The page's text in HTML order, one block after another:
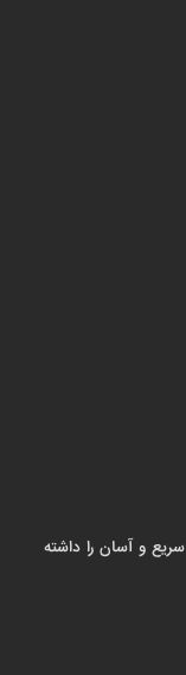
و آسان را داشته